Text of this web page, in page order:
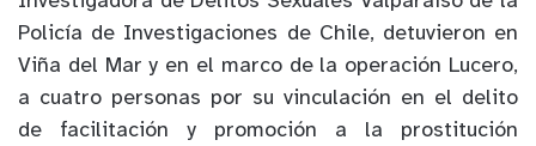
Policía de Investigaciones de Chile, detuvieron en
Viña del Mar y en el marco de la operación Lucero,
a cuatro personas por su vinculación en el delito
de facilitación y promoción a la prostitución